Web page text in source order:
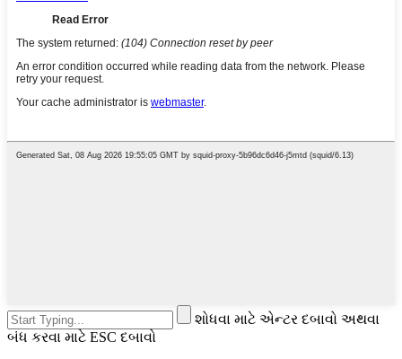
શોધવા માટે એન્ટર દબાવો અથવા
બંધ કરવા માટે ESC દબાવો